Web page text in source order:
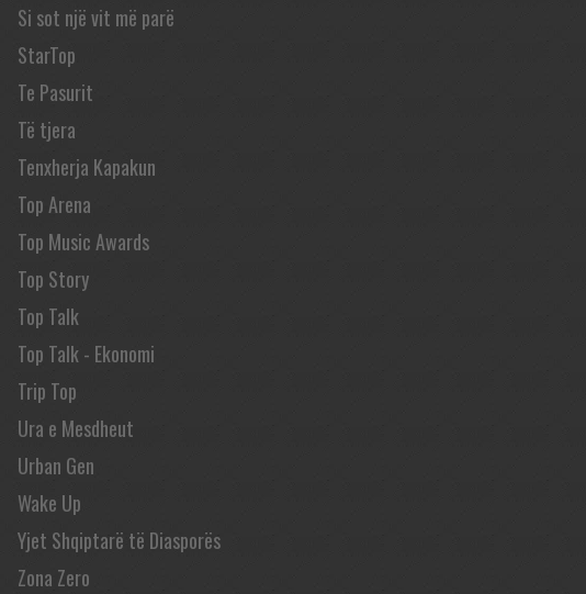
Si sot një vit më parë
StarTop
Te Pasurit
Të tjera
Tenxherja Kapakun
Top Arena
Top Music Awards
Top Story
Top Talk
Top Talk - Ekonomi
Trip Top
Ura e Mesdheut
Urban Gen
Wake Up
Yjet Shqiptarë të Diasporës
Zona Zero